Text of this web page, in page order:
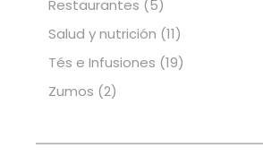
Restaurantes (5)
Salud y nutrición (11)
Tés e Infusiones (19)
Zumos (2)